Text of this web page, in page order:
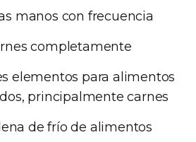
manos con frecuencia
completamente
elementos para alimentos
principalmente carnes
de frío de alimentos